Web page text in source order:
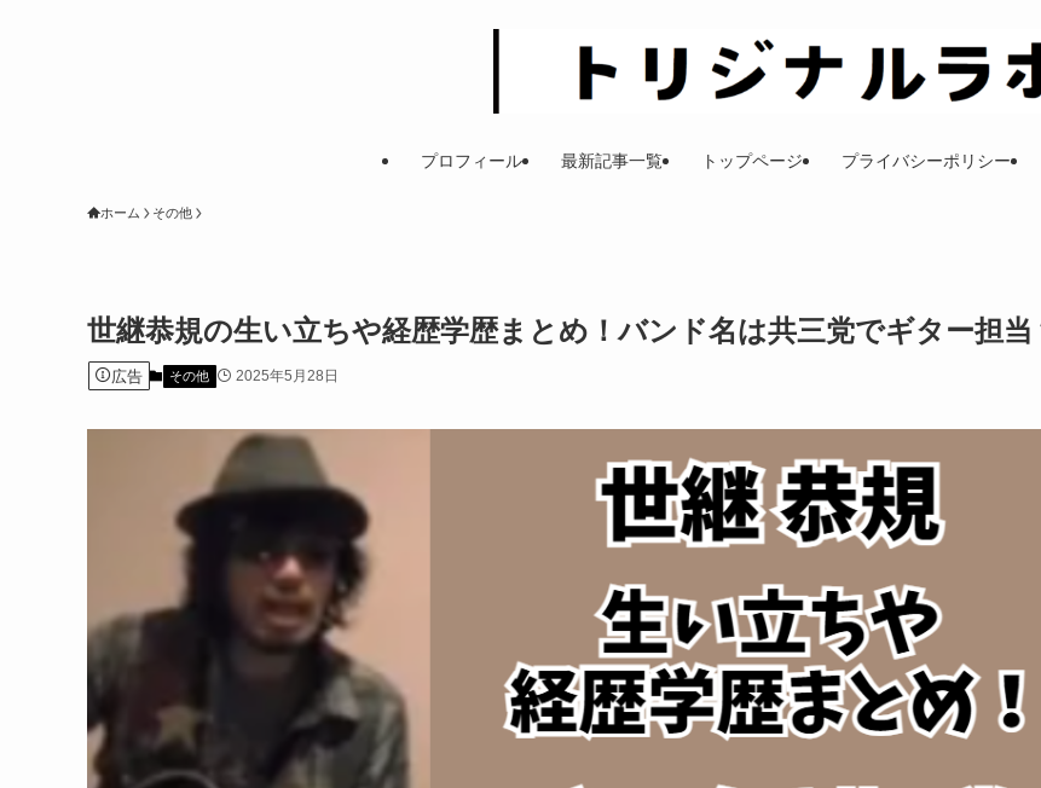
プロフィール 最新記事一覧 トップページ プライバシーポリシー
ホーム その他
世継恭規の生い立ちや経歴学歴まとめ！バンド名は共三党でギター担当
広告 その他 2025年5月28日